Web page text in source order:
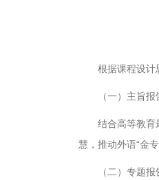
根据课程设计
（一）主旨报
结合高等教育
慧，推动外语“金
（二）专题报